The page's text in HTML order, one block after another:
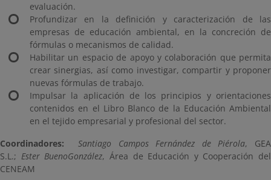
evaluación.
Profundizar en la definición y caracterización de las
empresas de educación ambiental, en la concreción de
fórmulas o mecanismos de calidad.
Habilitar un espacio de apoyo y colaboración que permita
crear sinergias, así como investigar, compartir y proponer
nuevas fórmulas de trabajo.
Impulsar la aplicación de los principios y orientaciones
contenidos en el Libro Blanco de la Educación Ambiental
en el tejido empresarial y profesional del sector.
Coordinadores:
Santiago Campos Fernández de Piérola, GEA
S.L.; Ester BuenoGonzález, Área de Educación y Cooperación del
CENEAM